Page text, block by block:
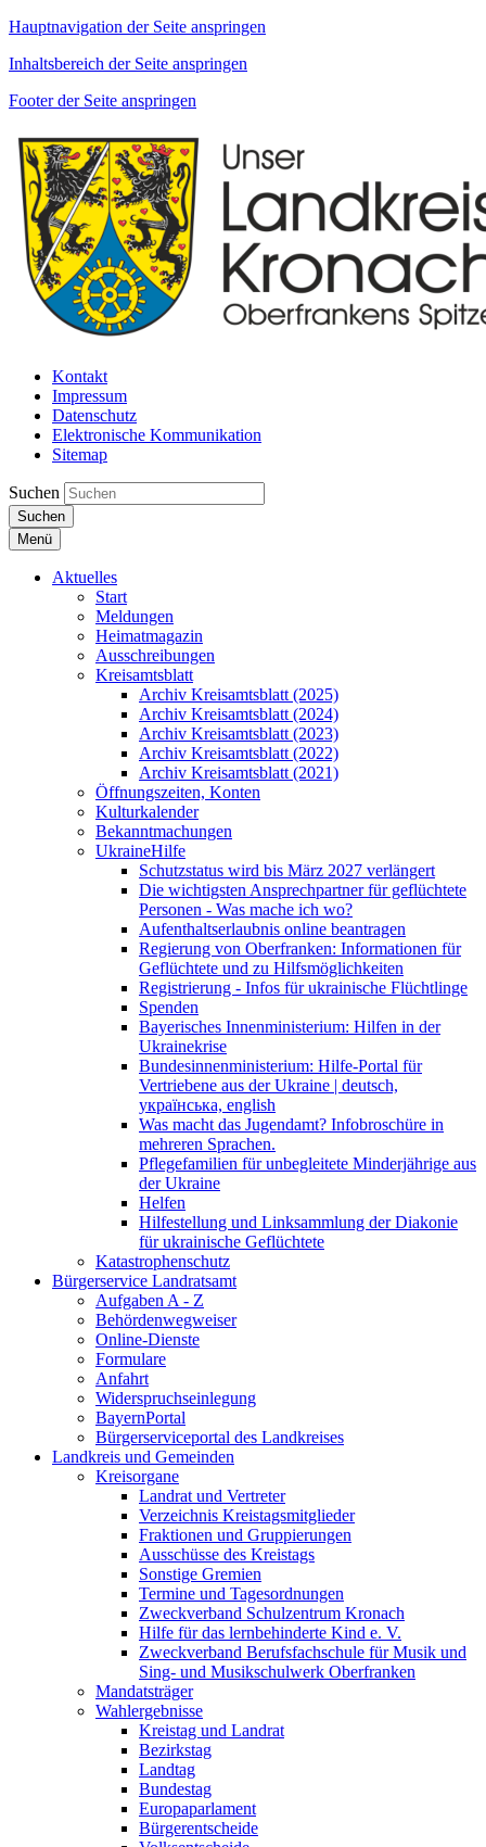
Hauptnavigation der Seite anspringen
Inhaltsbereich der Seite anspringen
Footer der Seite anspringen
Kontakt
Impressum
Datenschutz
Elektronische Kommunikation
Sitemap
Suchen
Suchen
Menü
Aktuelles
Start
Meldungen
Heimatmagazin
Ausschreibungen
Kreisamtsblatt
Archiv Kreisamtsblatt (2025)
Archiv Kreisamtsblatt (2024)
Archiv Kreisamtsblatt (2023)
Archiv Kreisamtsblatt (2022)
Archiv Kreisamtsblatt (2021)
Öffnungszeiten, Konten
Kulturkalender
Bekanntmachungen
UkraineHilfe
Schutzstatus wird bis März 2027 verlängert
Die wichtigsten Ansprechpartner für geflüchtete
Personen - Was mache ich wo?
Aufenthaltserlaubnis online beantragen
Regierung von Oberfranken: Informationen für
Geflüchtete und zu Hilfsmöglichkeiten
Registrierung - Infos für ukrainische Flüchtlinge
Spenden
Bayerisches Innenministerium: Hilfen in der
Ukrainekrise
Bundesinnenministerium: Hilfe-Portal für
Vertriebene aus der Ukraine | deutsch,
українська, english
Was macht das Jugendamt? Infobroschüre in
mehreren Sprachen.
Pflegefamilien für unbegleitete Minderjährige aus
der Ukraine
Helfen
Hilfestellung und Linksammlung der Diakonie
für ukrainische Geflüchtete
Katastrophenschutz
Bürgerservice Landratsamt
Aufgaben A - Z
Behördenwegweiser
Online-Dienste
Formulare
Anfahrt
Widerspruchseinlegung
BayernPortal
Bürgerserviceportal des Landkreises
Landkreis und Gemeinden
Kreisorgane
Landrat und Vertreter
Verzeichnis Kreistagsmitglieder
Fraktionen und Gruppierungen
Ausschüsse des Kreistags
Sonstige Gremien
Termine und Tagesordnungen
Zweckverband Schulzentrum Kronach
Hilfe für das lernbehinderte Kind e. V.
Zweckverband Berufsfachschule für Musik und
Sing- und Musikschulwerk Oberfranken
Mandatsträger
Wahlergebnisse
Kreistag und Landrat
Bezirkstag
Landtag
Bundestag
Europaparlament
Bürgerentscheide